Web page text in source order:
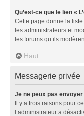
Qu’est-ce que le lien «
Cette page donne la liste
les administrateurs et
les forums qu’ils
Haut
Messagerie privée
Je ne peux pas
Il y a trois raisons pour
l’administrateur a